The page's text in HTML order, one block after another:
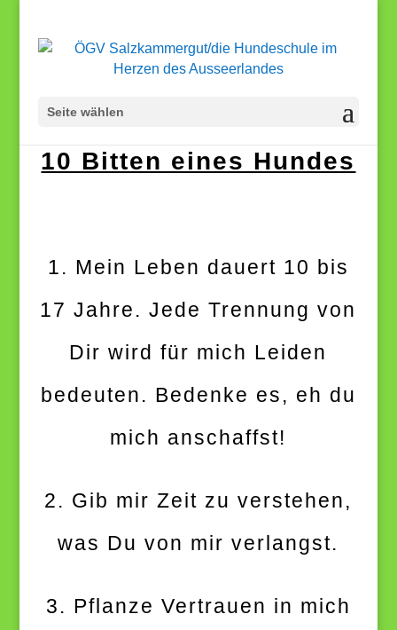
Seite wählen
10 Bitten eines Hundes
1. Mein Leben dauert 10 bis
17 Jahre. Jede Trennung von
Dir wird für mich Leiden
bedeuten. Bedenke es, eh du
mich anschaffst!
2. Gib mir Zeit zu verstehen,
was Du von mir verlangst.
3. Pflanze Vertrauen in mich